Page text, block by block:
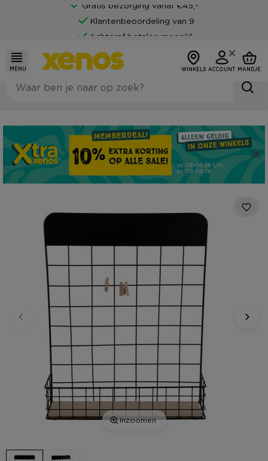
Gratis bezorging vanaf €45,-*
Klantenbeoordeling van 9
Achteraf betalen mogelijk
MENU WINKELS ACCOUNT MANDJE
Inzoomen